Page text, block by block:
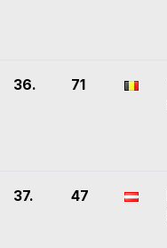
36. 71
37. 47